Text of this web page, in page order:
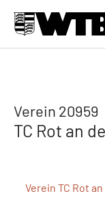
Verein 20959
TC Rot an
Verein TC Rot